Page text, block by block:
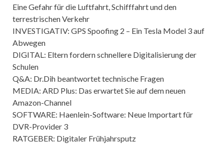
Eine Gefahr für die Luftfahrt, Schifffahrt und den
terrestrischen Verkehr
INVESTIGATIV: GPS Spoofing 2 – Ein Tesla Model 3 auf
Abwegen
DIGITAL: Eltern fordern schnellere Digitalisierung der
Schulen
Q&A: Dr.Dih beantwortet technische Fragen
MEDIA: ARD Plus: Das erwartet Sie auf dem neuen
Amazon-Channel
SOFTWARE: Haenlein-Software: Neue Importart für
DVR-Provider 3
RATGEBER: Digitaler Frühjahrsputz